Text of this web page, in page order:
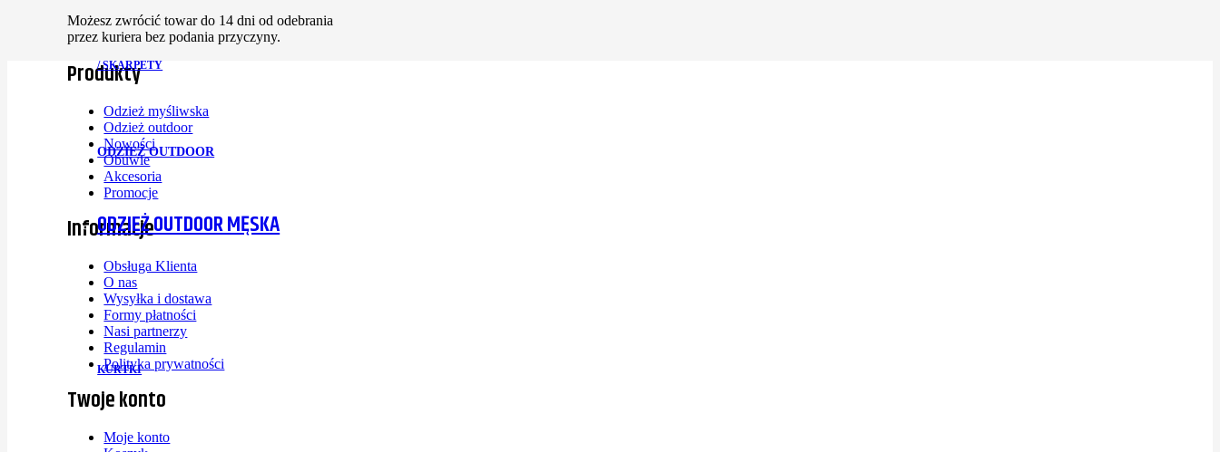
/ SKARPETY
ODZIEŻ OUTDOOR
ODZIEŻ OUTDOOR MĘSKA
KURTKI
Możesz zwrócić towar do 14 dni od odebrania
przez kuriera bez podania przyczyny.
Produkty
Odzież myśliwska
Odzież outdoor
Nowości
Obuwie
Akcesoria
Promocje
Informacje
Obsługa Klienta
O nas
Wysyłka i dostawa
Formy płatności
Nasi partnerzy
Regulamin
Polityka prywatności
Twoje konto
Moje konto